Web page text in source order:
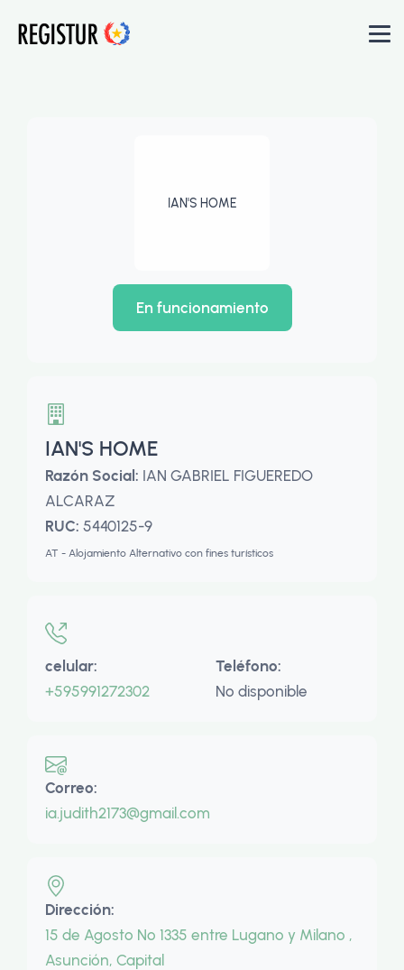
IAN'S HOME
En funcionamiento
IAN'S HOME
Razón Social: IAN GABRIEL FIGUEREDO
ALCARAZ
RUC: 5440125-9
AT - Alojamiento Alternativo con fines turísticos
celular:
+595991272302
Teléfono:
No disponible
Correo:
ia.judith2173@gmail.com
Dirección:
15 de Agosto Nº 1335 entre Lugano y Milano ,
Asunción, Capital